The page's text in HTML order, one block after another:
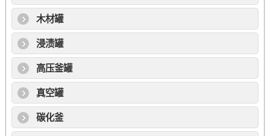
木材罐
浸渍罐
高压釜罐
真空罐
碳化釜